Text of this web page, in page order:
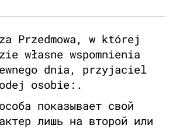
Przedmowa, w której
własne wspomnienia
dnia, przyjaciel
osobie:.
показывает свой
лишь на второй или